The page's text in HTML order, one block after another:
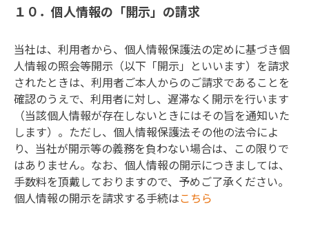
１０．個人情報の「開示」の請求
当社は、利用者から、個人情報保護法の定めに基づき個
人情報の照会等開示（以下「開示」といいます）を請求
されたときは、利用者ご本人からのご請求であることを
確認のうえで、利用者に対し、遅滞なく開示を行います
（当該個人情報が存在しないときにはその旨を通知いた
します）。ただし、個人情報保護法その他の法令によ
り、当社が開示等の義務を負わない場合は、この限りで
はありません。なお、個人情報の開示につきましては、
手数料を頂戴しておりますので、予めご了承ください。
個人情報の開示を請求する手続はこちら